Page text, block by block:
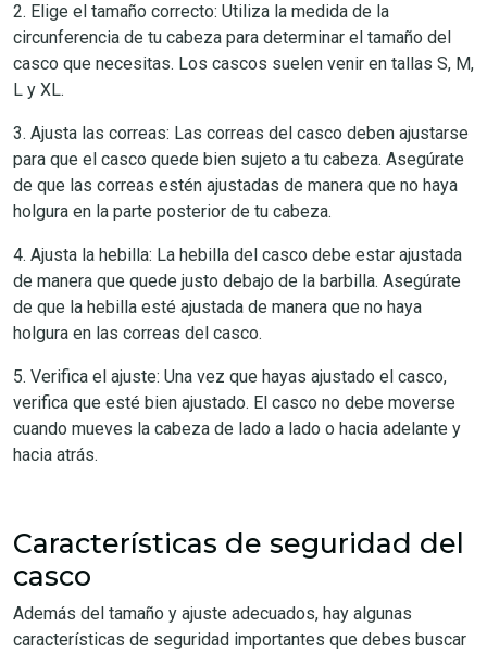
2. Elige el tamaño correcto: Utiliza la medida de la
circunferencia de tu cabeza para determinar el tamaño del
casco que necesitas. Los cascos suelen venir en tallas S, M,
L y XL.
3. Ajusta las correas: Las correas del casco deben ajustarse
para que el casco quede bien sujeto a tu cabeza. Asegúrate
de que las correas estén ajustadas de manera que no haya
holgura en la parte posterior de tu cabeza.
4. Ajusta la hebilla: La hebilla del casco debe estar ajustada
de manera que quede justo debajo de la barbilla. Asegúrate
de que la hebilla esté ajustada de manera que no haya
holgura en las correas del casco.
5. Verifica el ajuste: Una vez que hayas ajustado el casco,
verifica que esté bien ajustado. El casco no debe moverse
cuando mueves la cabeza de lado a lado o hacia adelante y
hacia atrás.
Características de seguridad del
casco
Además del tamaño y ajuste adecuados, hay algunas
características de seguridad importantes que debes buscar